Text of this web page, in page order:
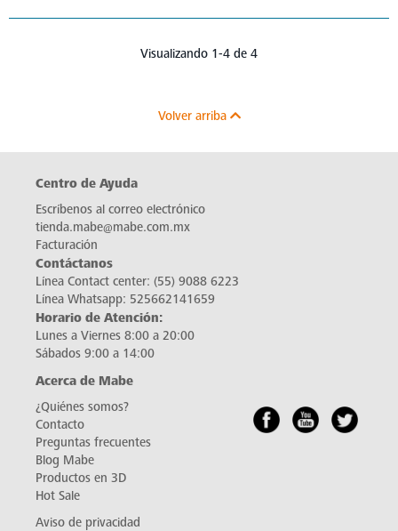
Visualizando 1-4 de 4
Volver arriba
Centro de Ayuda
Escríbenos al correo electrónico
tienda.mabe@mabe.com.mx
Facturación
Contáctanos
Línea Contact center: (55) 9088 6223
Línea Whatsapp: 525662141659
Horario de Atención:
Lunes a Viernes 8:00 a 20:00
Sábados 9:00 a 14:00
Acerca de Mabe
¿Quiénes somos?
Contacto
Preguntas frecuentes
Blog Mabe
Productos en 3D
Hot Sale
Aviso de privacidad